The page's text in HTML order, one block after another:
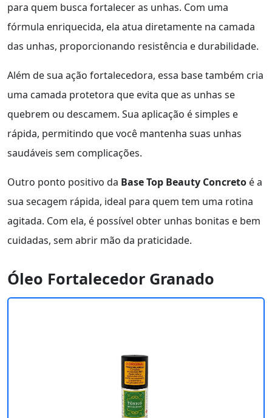
para quem busca fortalecer as unhas. Com uma
fórmula enriquecida, ela atua diretamente na camada
das unhas, proporcionando resistência e durabilidade.
Além de sua ação fortalecedora, essa base também cria
uma camada protetora que evita que as unhas se
quebrem ou descamem. Sua aplicação é simples e
rápida, permitindo que você mantenha suas unhas
saudáveis sem complicações.
Outro ponto positivo da Base Top Beauty Concreto é a
sua secagem rápida, ideal para quem tem uma rotina
agitada. Com ela, é possível obter unhas bonitas e bem
cuidadas, sem abrir mão da praticidade.
Óleo Fortalecedor Granado